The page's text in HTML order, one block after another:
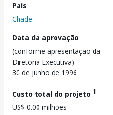
País
Chade
Data da aprovação
(conforme apresentação da
Diretoria Executiva)
30 de junho de 1996
Custo total do projeto 1
US$ 0.00 milhões